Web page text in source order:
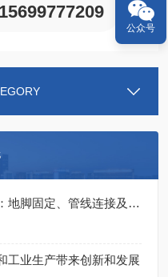
15699777209
高温高压反应釜安装与调试：地脚固定、管线连接及试压流程
工业生产带来创新和发展
公众号